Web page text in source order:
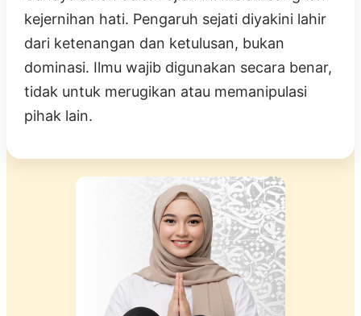
kejernihan hati. Pengaruh sejati diyakini lahir
dari ketenangan dan ketulusan, bukan
dominasi. Ilmu wajib digunakan secara benar,
tidak untuk merugikan atau memanipulasi
pihak lain.